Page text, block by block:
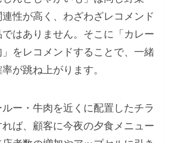
性が高く、わざわざレコメンド
はありません。そこに「カレー
をレコメンドすることで、一緒
が跳ね上がります。
ー・牛肉を近くに配置したチラ
ば、顧客に今夜の夕食メニュー